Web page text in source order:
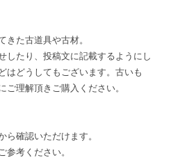
きた古道具や古材。
したり、投稿文に記載するようにし
はどうしてもございます。古いも
ご理解頂きご購入ください。
ら確認いただけます。
参考ください。